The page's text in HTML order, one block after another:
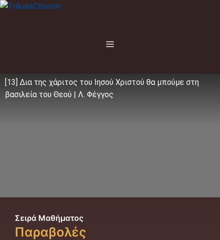
Μετάβαση
Menu
[13] Δια της χάριτος του Ιησού Χριστού θα μπούμε στη
βασιλεία του Θεού | Λ. Φέγγος
Σειρά Μαθήματος
Παραβολές